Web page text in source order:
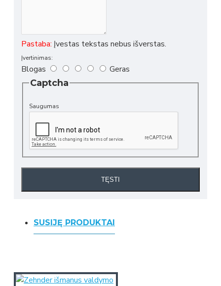
Pastaba: Įvestas tekstas nebus išverstas.
Įvertinimas:
Blogas
Geras
Captcha
Saugumas
TĘSTI
SUSIJĘ PRODUKTAI